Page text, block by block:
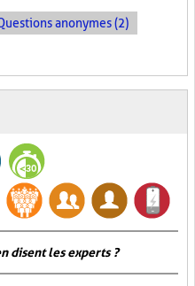
anonymes (2)
disent les experts ?